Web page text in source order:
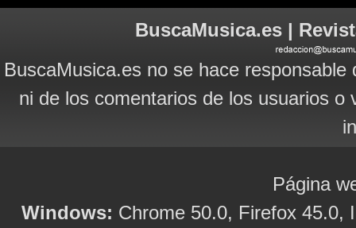
BuscaMusica.es |
BuscaMusica.es no se hace
ni de los comentarios de los usuarios
Página
Windows: Chrome 50.0, Firefox 45.0,